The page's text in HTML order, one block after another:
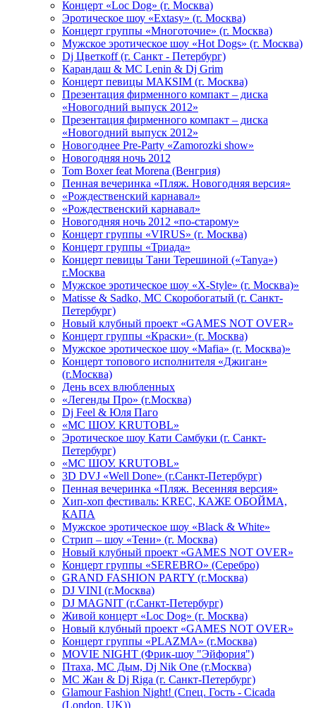
Концерт «Loc Dog» (г. Москва)
Эротическое шоу «Extasy» (г. Москва)
Концерт группы «Многоточие» (г. Москва)
Мужское эротическое шоу «Hot Dogs» (г. Москва)
Dj Цветкоff (г. Санкт - Петербург)
Карандаш & МС Lenin & Dj Grim
Концерт певицы МАКSIМ (г. Москва)
Презентация фирменного компакт – диска
«Новогодний выпуск 2012»
Презентация фирменного компакт – диска
«Новогодний выпуск 2012»
Новогоднее Pre-Party «Zamorozki show»
Новогодняя ночь 2012
Tom Boxer feat Morena (Венгрия)
Пенная вечеринка «Пляж. Новогодняя версия»
«Рождественский карнавал»
«Рождественский карнавал»
Новогодняя ночь 2012 «по-старому»
Концерт группы «VIRUS» (г. Москва)
Концерт группы «Триада»
Концерт певицы Тани Терешиной («Tanya»)
г.Москва
Мужское эротическое шоу «X-Style» (г. Москва)»
Matissе & Sadko, MC Скоробогатый (г. Санкт-
Петербург)
Новый клубный проект «GAMES NOT OVER»
Концерт группы «Краски» (г. Москва)
Мужское эротическое шоу «Mafia» (г. Москва)»
Концерт топового исполнителя «Джиган»
(г.Москва)
День всех влюбленных
«Легенды Про» (г.Москва)
Dj Feel & Юля Паго
«МС ШОУ. KRUTOBL»
Эротическое шоу Кати Самбуки (г. Санкт-
Петербург)
«МС ШОУ. KRUTOBL»
3D DVJ «Well Done» (г.Санкт-Петербург)
Пенная вечеринка «Пляж. Весенняя версия»
Хип-хоп фестиваль: KREC, КАЖЕ ОБОЙМА,
КАПА
Мужское эротическое шоу «Black & White»
Стрип – шоу «Тени» (г. Москва)
Новый клубный проект «GAMES NOT OVER»
Концерт группы «SEREBRO» (Серебро)
GRAND FASHION PARTY (г.Москва)
DJ VINI (г.Москва)
DJ MAGNIT (г.Санкт-Петербург)
Живой концерт «Loc Dog» (г. Москва)
Новый клубный проект «GAMES NOT OVER»
Концерт группы «PLAZMA» (г.Москва)
MOVIE NIGHT (Фрик-шоу "Эйфория")
Птаха, МС Дым, Dj Nik One (г.Москва)
МС Жан & Dj Riga (г. Санкт-Петербург)
Glamour Fashion Night! (Спец. Гость - Cicada
(London, UK))